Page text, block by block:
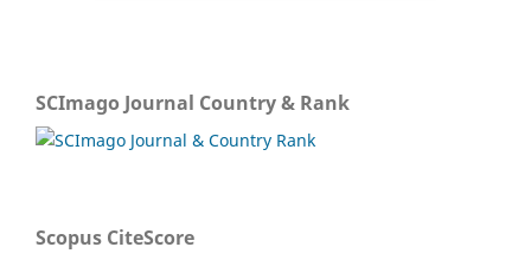
SCImago Journal Country & Rank
Scopus CiteScore